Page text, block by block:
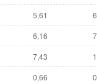
5,61
6,16
7,43
0,66